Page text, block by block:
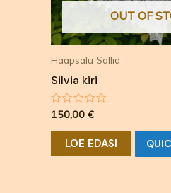
OUT OF
Haapsalu Sallid
Silvia kiri
Hinnanguga
0
/
150,00 €
LOE EDASI